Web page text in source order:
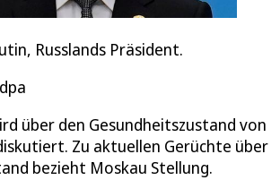
Russlands Präsident.
über den Gesundheitszustand von
Zu aktuellen Gerüchte über
bezieht Moskau Stellung.